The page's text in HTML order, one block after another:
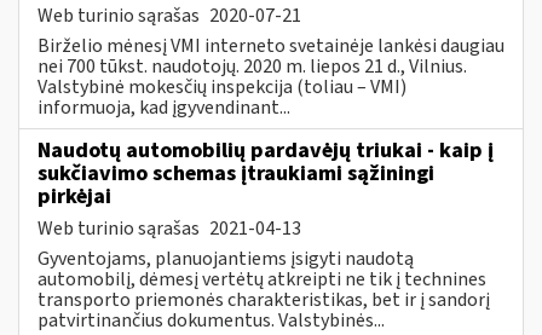
Web turinio sąrašas 2020-07-21
Birželio mėnesį VMI interneto svetainėje lankėsi daugiau
nei 700 tūkst. naudotojų. 2020 m. liepos 21 d., Vilnius.
Valstybinė mokesčių inspekcija (toliau – VMI)
informuoja, kad įgyvendinant...
Naudotų automobilių pardavėjų triukai - kaip į
sukčiavimo schemas įtraukiami sąžiningi
pirkėjai
Web turinio sąrašas 2021-04-13
Gyventojams, planuojantiems įsigyti naudotą
automobilį, dėmesį vertėtų atkreipti ne tik į technines
transporto priemonės charakteristikas, bet ir į sandorį
patvirtinančius dokumentus. Valstybinės...